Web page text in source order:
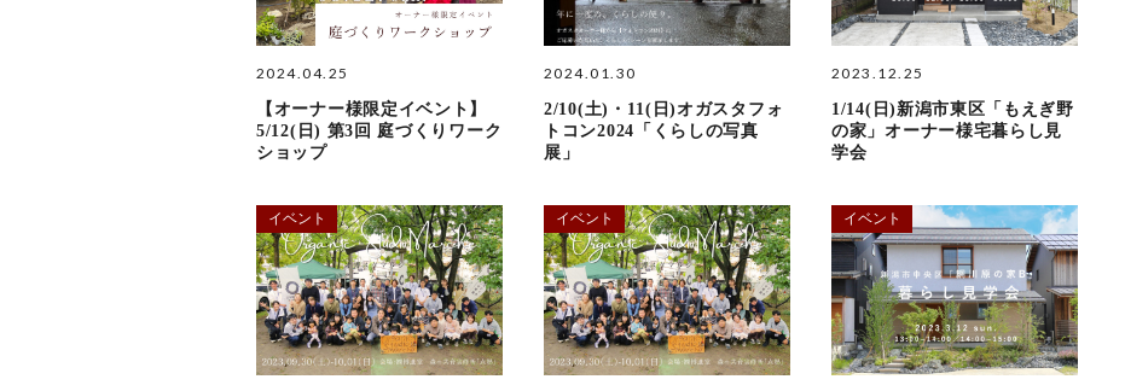
2024.04.25
【オーナー様限定イベント】
5/12(日) 第3回 庭づくりワーク
ショップ
2024.01.30
2/10(土)・11(日)オガスタフォ
トコン2024「くらしの写真
展」
2023.12.25
1/14(日)新潟市東区「もえぎ野
の家」オーナー様宅暮らし見
学会
イベント イベント イベント